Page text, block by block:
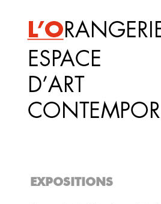
principal
EXPOSITIONS